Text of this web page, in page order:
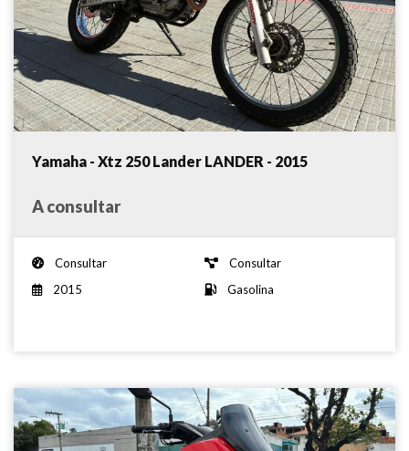
Yamaha - Xtz 250 Lander LANDER - 2015
A consultar
Consultar
Consultar
2015
Gasolina